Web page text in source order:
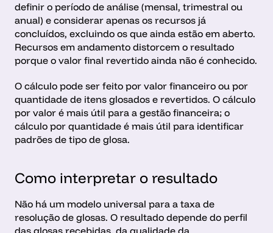
definir o período de análise (mensal, trimestral ou
anual) e considerar apenas os recursos já
concluídos, excluindo os que ainda estão em aberto.
Recursos em andamento distorcem o resultado
porque o valor final revertido ainda não é conhecido.
O cálculo pode ser feito por valor financeiro ou por
quantidade de itens glosados e revertidos. O cálculo
por valor é mais útil para a gestão financeira; o
cálculo por quantidade é mais útil para identificar
padrões de tipo de glosa.
Como interpretar o resultado
Não há um modelo universal para a taxa de
resolução de glosas. O resultado depende do perfil
das glosas recebidas, da qualidade da